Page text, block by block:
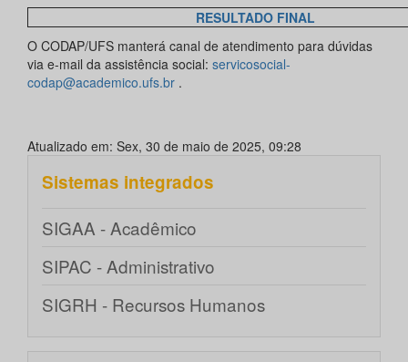
RESULTADO FINAL
O CODAP/UFS manterá canal de atendimento para dúvidas
via e-mail da assistência social: servicosocial-
codap@academico.ufs.br .
Atualizado em: Sex, 30 de maio de 2025, 09:28
Sistemas integrados
SIGAA - Acadêmico
SIPAC - Administrativo
SIGRH - Recursos Humanos